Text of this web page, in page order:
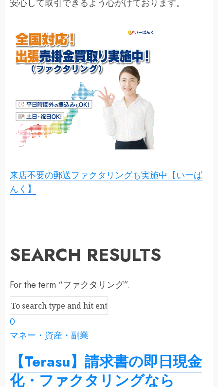
安心して取引できるよう心がけております。
来店不要の郵送ファクタリングも実施中【いーば
んく】
SEARCH RESULTS
For the term “ファクタリング”.
0
マネー・資産・副業
【Terasu】請求書の即日現金
化・ファクタリングなら